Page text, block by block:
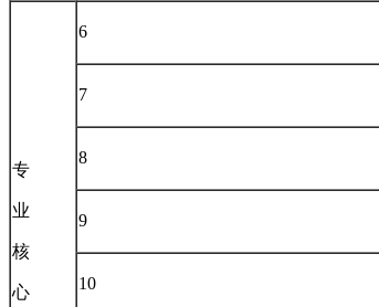
专
业
核
心
6
7
8
9
10